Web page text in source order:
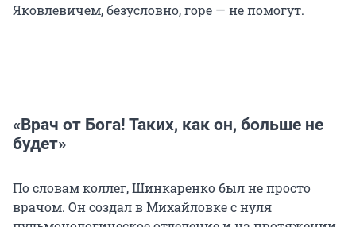
Яковлевичем, безусловно, горе — не помогут.
«Врач от Бога! Таких, как он, больше не
будет»
По словам коллег, Шинкаренко был не просто
врачом. Он создал в Михайловке с нуля